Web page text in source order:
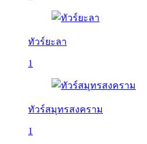
ทัวร์ยะลา
1
ทัวร์สมุทรสงคราม
1